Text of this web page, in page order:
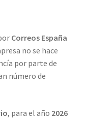
Correos España
no se hace
por parte de
número de
, para el año 2026